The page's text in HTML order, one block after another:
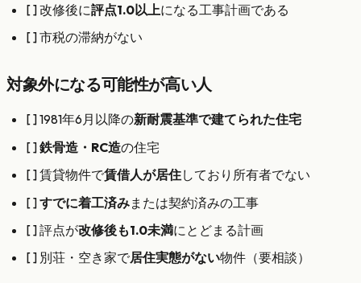
[ ] 改修後に評点1.0以上になる工事計画である
[ ] 市税の滞納がない
対象外になる可能性が高い人
[ ] 1981年6月以降の新耐震基準で建てられた住宅
[ ]鉄骨造・RC造の住宅
[ ] 賃貸物件で賃借人が居住しており所有者でない
[ ]すでに着工済みまたは契約済みの工事
[ ] 評点が改修後も1.0未満にとどまる計画
[ ] 別荘・空き家で居住実態がない物件（要相談）